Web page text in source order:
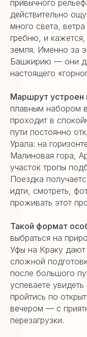
привычного
действительно
много света,
гребню, и
земля. Именно за
Башкирию — они
настоящего
Маршрут устроен
плавным набором
проходит в
пути постоянно
Урала: на
Малиновая гора,
участок тропы
Поездка
идти, смотреть,
проживать этот
Такой формат
выбраться на
Уфы на Краку
сложной
после большого
успеваете
пройтись по
вечером — с
перезагрузки.